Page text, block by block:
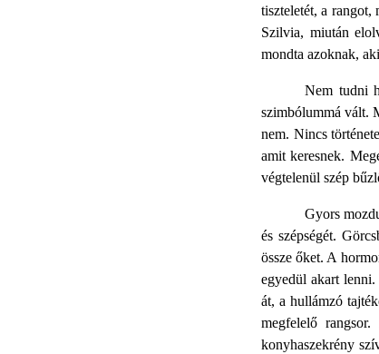
tiszteletét, a
Szilvia, miután
mondta azoknak,
Nem tudni
szimbólummá vált.
nem. Nincs
amit keresnek.
végtelenül szép
Gyors
és szépségét.
össze őket. A
egyedül akart
át, a hullámzó
megfelelő
konyhaszekrény